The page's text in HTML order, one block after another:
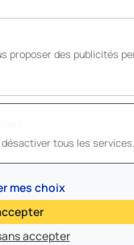
proposer des publicités
tous les services.
accepter
mes choix